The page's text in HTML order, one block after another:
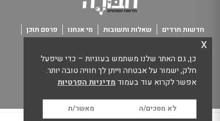
כן, גם האתר שלנו משתמש בעוגיות – כדי שיפעל
חלק, ישמור על אבטחה וייתן לך חוויה טובה יותר.
אפשר לקרוא עוד בעמוד מדיניות הפרטיות
לא מסכים/ה מאשר/ת
x
חדשות חרדים שאלות ותשובות מי אנחנו
פרסם תוכן
כל הזכויות שמורות חבורה - חדשות מאנשים